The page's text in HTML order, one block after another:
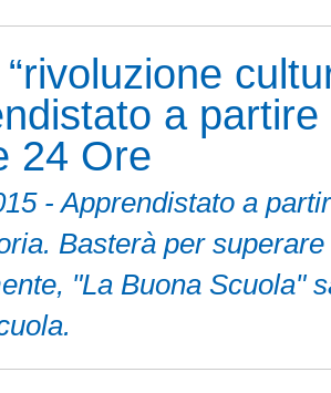
a
24 Ore
- Apprendistato a
Basterà per
"La Buona Scuola"